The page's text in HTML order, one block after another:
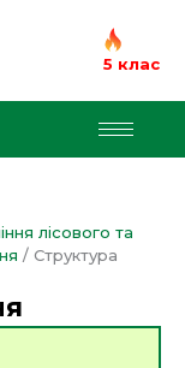
5 клас
лісового та
/ Структура